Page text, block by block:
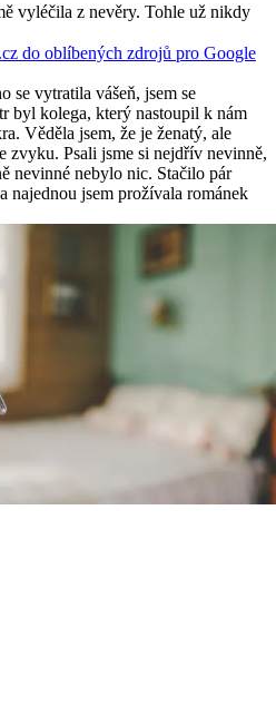
vyléčila z nevěry. Tohle už nikdy
do oblíbených zdrojů pro Google
se vytratila vášeň, jsem se
byl kolega, který nastoupil k nám
Věděla jsem, že je ženatý, ale
zvyku. Psali jsme si nejdřív nevinně,
nevinné nebylo nic. Stačilo pár
najednou jsem prožívala románek